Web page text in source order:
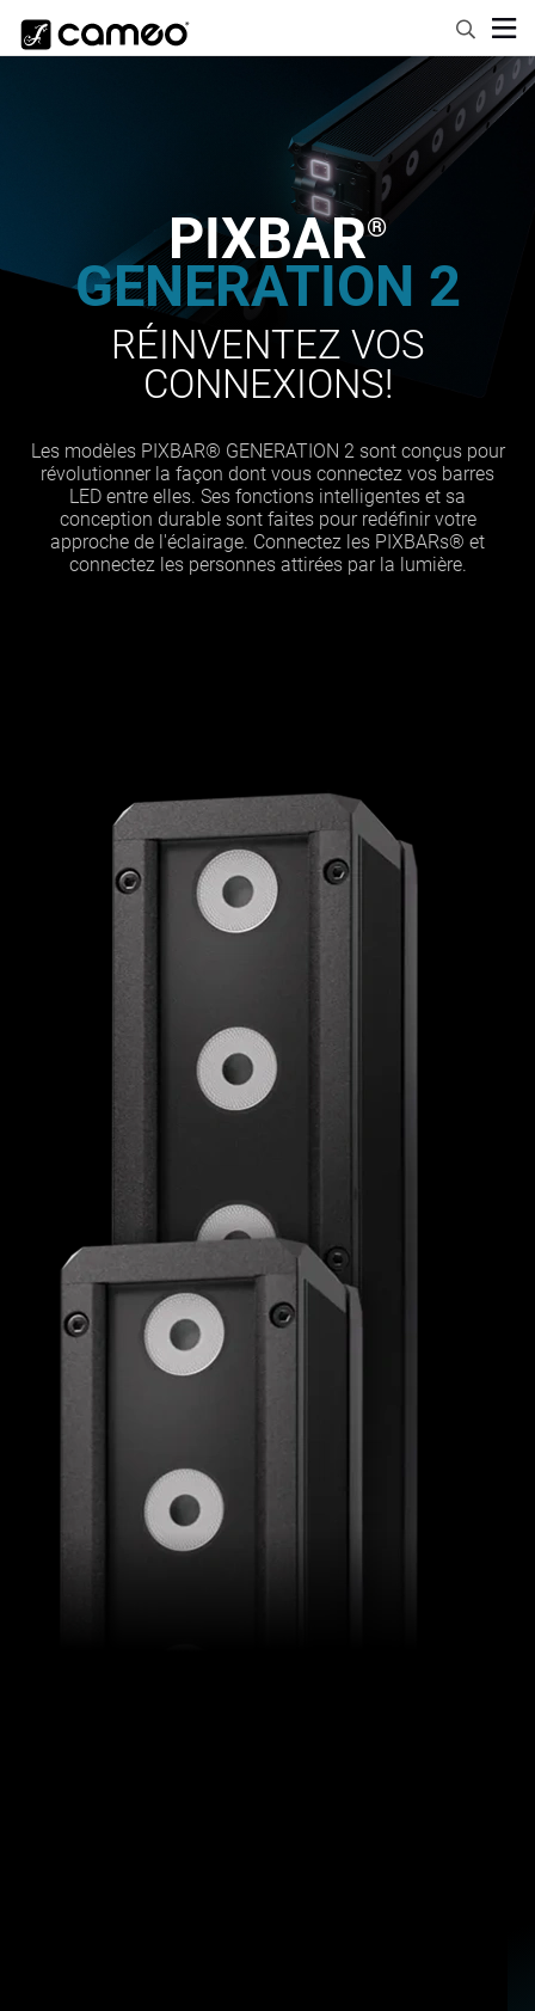
PIXBAR®
GENERATION 2
RÉINVENTEZ VOS
CONNEXIONS!
Les modèles PIXBAR® GENERATION 2 sont conçus pour
révolutionner la façon dont vous connectez vos barres
LED entre elles. Ses fonctions intelligentes et sa
conception durable sont faites pour redéfinir votre
approche de l'éclairage. Connectez les PIXBARs® et
connectez les personnes attirées par la lumière.